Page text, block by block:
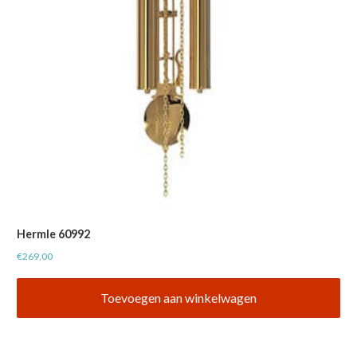
Hermle 60992
€269,00
Toevoegen aan winkelwagen